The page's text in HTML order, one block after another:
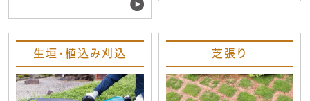
生垣・植込み刈込 芝張り